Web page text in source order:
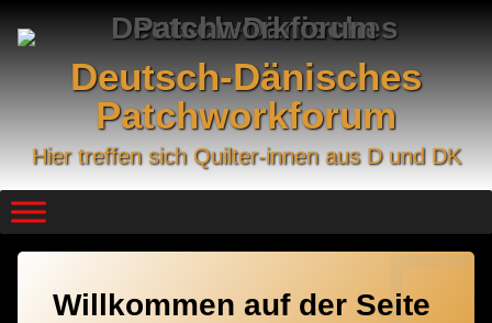
Deutsch-Dänisches
Patchworkforum
Hier treffen sich Quilter-innen aus D und DK
Willkommen auf der Seite